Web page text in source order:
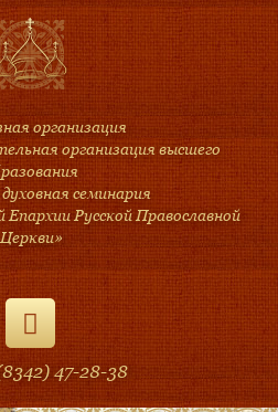
организация
организация высшего
семинария
Епархии Русской Православной
Церкви»
47-28-38